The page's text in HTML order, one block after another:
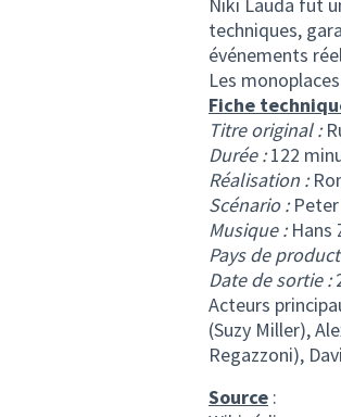
techniques,
événements
Les
Fiche
Titre original :
Durée :122
Réalisation :
Scénario :
Musique :Hans
Pays de
Date de sortie :
Acteurs
(Suzy Miller),
Regazzoni),
Source :